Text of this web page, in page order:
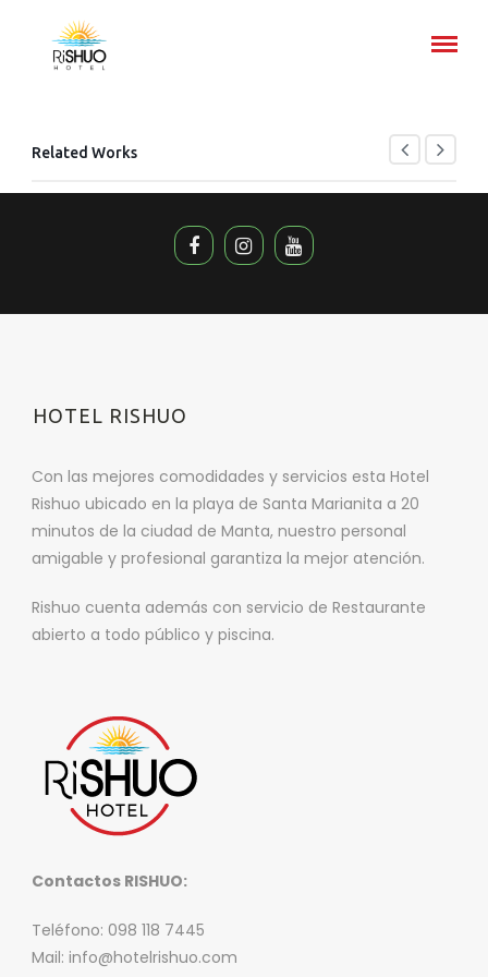
Related Works
HOTEL RISHUO
Con las mejores comodidades y servicios esta Hotel
Rishuo ubicado en la playa de Santa Marianita a 20
minutos de la ciudad de Manta, nuestro personal
amigable y profesional garantiza la mejor atención.
Rishuo cuenta además con servicio de Restaurante
abierto a todo público y piscina.
Contactos RISHUO:
Teléfono: 098 118 7445
Mail: info@hotelrishuo.com